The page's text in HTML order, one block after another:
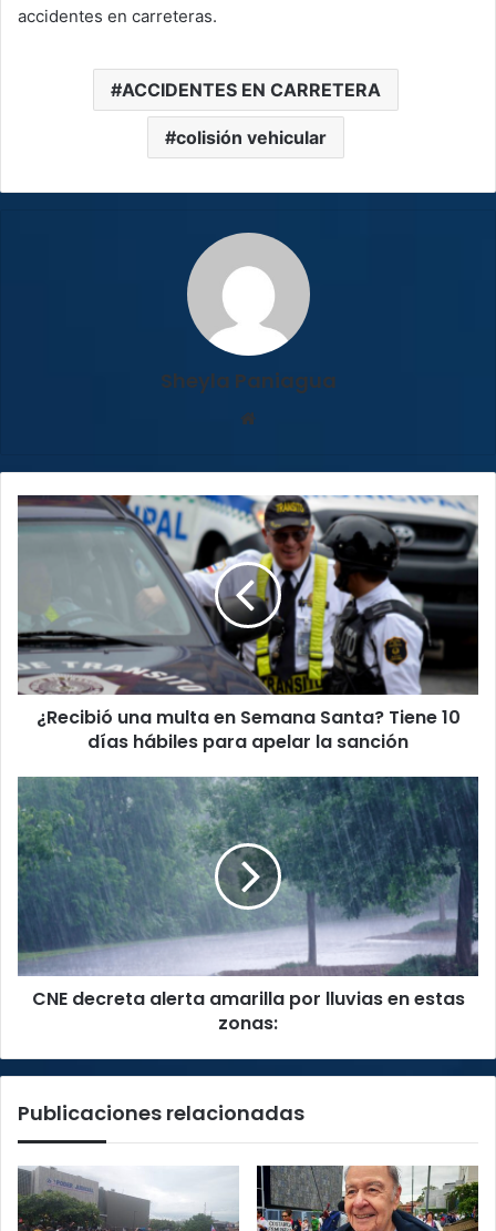
accidentes en carreteras.
ACCIDENTES EN CARRETERA
colisión vehicular
Sheyla Paniagua
¿Recibió
una
Santa?
Tiene
10
días
hábiles
la
sanción
¿Recibió una multa en Semana Santa? Tiene 10
días hábiles para apelar la sanción
CNE
decreta
alerta
amarilla
por
lluvias
estas
zonas:
CNE decreta alerta amarilla por lluvias en estas
zonas:
Publicaciones relacionadas